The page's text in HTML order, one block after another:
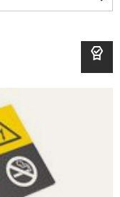
editor_choice